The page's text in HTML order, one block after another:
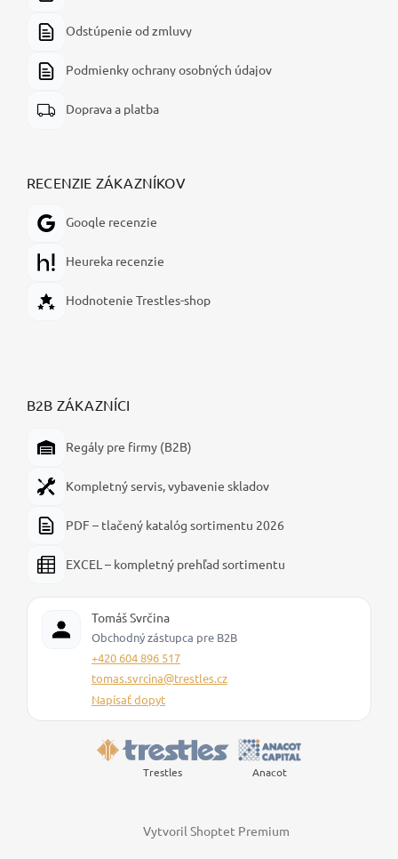
Odstúpenie od zmluvy
Podmienky ochrany osobných údajov
Doprava a platba
RECENZIE ZÁKAZNÍKOV
Google recenzie
Heureka recenzie
Hodnotenie Trestles-shop
B2B ZÁKAZNÍCI
Regály pre firmy (B2B)
Kompletný servis, vybavenie skladov
PDF – tlačený katalóg sortimentu 2026
EXCEL – kompletný prehľad sortimentu
Tomáš Svrčina
Obchodný zástupca pre B2B
+420 604 896 517
tomas.svrcina@trestles.cz
Napísať dopyt
Trestles Anacot
Vytvoril Shoptet Premium